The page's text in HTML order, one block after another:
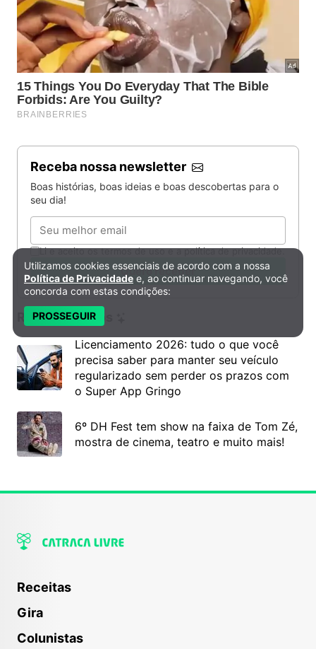
Receba nossa newsletter
Boas histórias, boas ideias e boas descobertas para o
seu dia!
Email
Li e aceito os termos de uso e a política de privacidade.
Quero receber
Recomendados
Licenciamento 2026: tudo o que você
precisa saber para manter seu veículo
regularizado sem perder os prazos com
o Super App Gringo
6º DH Fest tem show na faixa de Tom Zé,
mostra de cinema, teatro e muito mais!
Receitas
Gira
Colunistas
Política de Privacidade e Cookies
Utilizamos cookies essenciais de acordo com a nossa
Política de Privacidade e, ao continuar navegando, você
concorda com estas condições:
PROSSEGUIR